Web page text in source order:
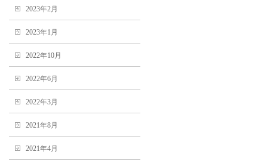
2023年2月
2023年1月
2022年10月
2022年6月
2022年3月
2021年8月
2021年4月